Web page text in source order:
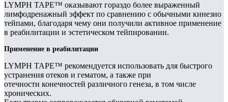
LYMPH TAPE™ оказывают гораздо более выраженный
лимфодренажный эффект по сравнению с обычными кинезио
тейпами, благодаря чему они получили активное применение
в реабилитации и эстетическом тейпировании.
Применение в реабилитации
LYMPH TAPE™ рекомендуется использовать для быстрого
устранения отеков и гематом, а также при
отечности конечностей различного генеза, в том числе
хронических.